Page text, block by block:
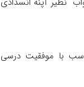
با موفقیت درسی